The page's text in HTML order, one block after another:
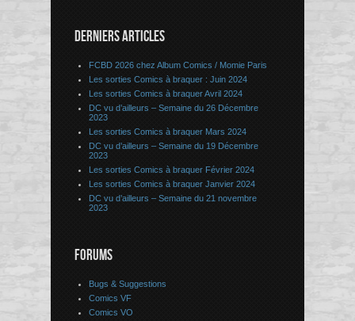
DERNIERS ARTICLES
FCBD 2026 chez Album Comics / Momie Paris
Les sorties Comics à braquer : Juin 2024
Les sorties Comics à braquer Avril 2024
DC vu d’ailleurs – Semaine du 26 Décembre
2023
Les sorties Comics à braquer Mars 2024
DC vu d’ailleurs – Semaine du 19 Décembre
2023
Les sorties Comics à braquer Février 2024
Les sorties Comics à braquer Janvier 2024
DC vu d’ailleurs – Semaine du 21 novembre
2023
FORUMS
Bugs & Suggestions
Comics VF
Comics VO